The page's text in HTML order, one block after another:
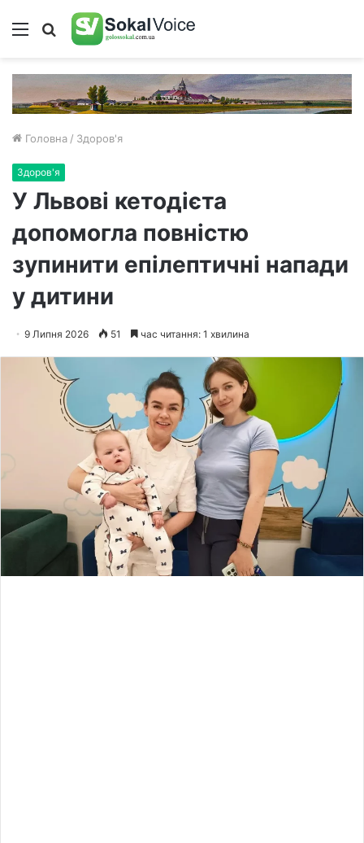
Меню Пошук
Головна / Здоров'я
Здоров'я
У Львові кетодієта
допомогла повністю
зупинити епілептичні напади
у дитини
9 Липня 2026 51 час читання: 1 хвилина